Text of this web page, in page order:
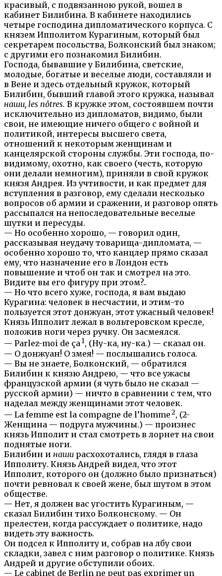
красивый, с подвязанною рукой, вошел в
кабинет Билибина. В кабинете находились
четыре господина дипломатического корпуса. С
князем Ипполитом Курагиным, который был
секретарем посольства, Болконский был знаком;
с другими его познакомил Билибин.
Господа, бывавшие у Билибина, светские,
молодые, богатые и веселые люди, составляли и
в Вене и здесь отдельный кружок, который
Билибин, бывший главой этого кружка, называл
наши, les nôtres. В кружке этом, состоявшем почти
исключительно из дипломатов, видимо, были
свои, не имеющие ничего общего с войной и
политикой, интересы высшего света,
отношений к некоторым женщинам и
канцелярской стороны службы. Эти господа, по-
видимому, охотно, как своего (честь, которую
они делали немногим), приняли в свой кружок
князя Андрея. Из учтивости, и как предмет для
вступления в разговор, ему сделали несколько
вопросов об армии и сражении, и разговор опять
рассыпался на непоследовательные веселые
шутки и пересуды.
— Но особенно хорошо, — говорил один,
рассказывая неудачу товарища-дипломата, —
особенно хорошо то, что канцлер прямо сказал
ему, что назначение его в Лондон есть
повышение и чтоб он так и смотрел на это.
Видите вы его фигуру при этом?..
— Но что всего хуже, господа, я вам выдаю
Курагина: человек в несчастии, и этим-то
пользуется этот донжуан, этот ужасный человек!
Князь Ипполит лежал в вольтеровском кресле,
положив ноги через ручку. Он засмеялся.
— Parlez-moi de ça1, (Ну-ка, ну-ка.) — сказал он.
— О донжуан! О змея! — послышались голоса.
— Вы не знаете, Болконский, — обратился
Билибин к князю Андрею, — что все ужасы
французской армии (я чуть было не сказал —
русской армии) — ничто в сравнении с тем, что
наделал между женщинами этот человек.
— La femme est la compagne de l’homme2, (2-
Женщина — подруга мужчины.) — произнес
князь Ипполит и стал смотреть в лорнет на свои
поднятые ноги.
Билибин и наши расхохотались, глядя в глаза
Ипполиту. Князь Андрей видел, что этот
Ипполит, которого он (должно было признаться)
почти ревновал к своей жене, был шутом в этом
обществе.
— Нет, я должен вас угостить Курагиным, —
сказал Билибин тихо Болконскому. — Он
прелестен, когда рассуждает о политике, надо
видеть эту важность.
Он подсел к Ипполиту и, собрав на лбу свои
складки, завел с ним разговор о политике. Князь
Андрей и другие обступили обоих.
— Le cabinet de Berlin ne peut pas exprimer un